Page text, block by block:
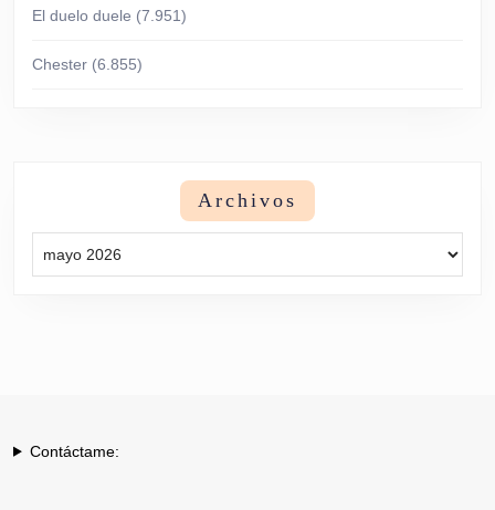
El duelo duele (7.951)
Chester (6.855)
Archivos
Contáctame: